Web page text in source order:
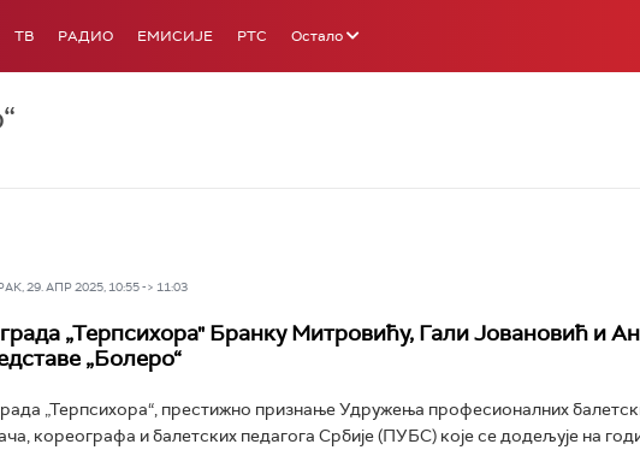
ТВ РАДИО ЕМИСИЈЕ РТС Остало
29. АПР 2025, 10:55 -> 11:03
„Терпсихора" Бранку Митровићу, Гали Јовановић и
„Болеро“
„Терпсихора“, престижно признање Удружења професионалних
кореографа и балетских педагога Србије (ПУБС) које се додељује на